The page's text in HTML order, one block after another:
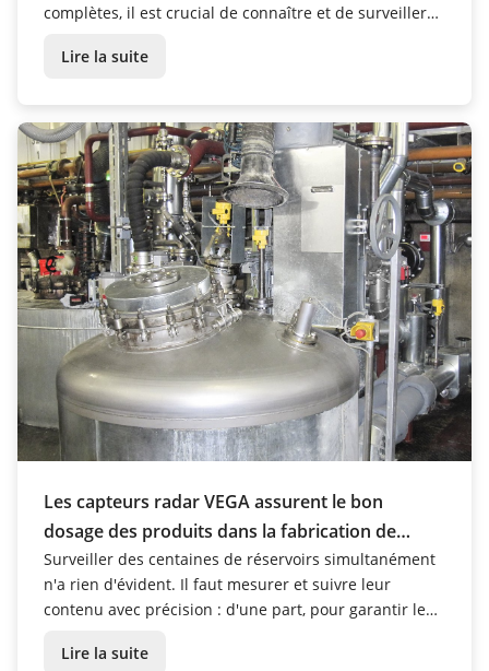
complètes, il est crucial de connaître et de surveiller
tout moment. Grâce à VEGA Inventory System, les
Lire la suite
Les capteurs radar VEGA assurent le bon
dosage des produits dans la fabrication de
lubrifiants
Surveiller des centaines de réservoirs simultanément
n'a rien d'évident. Il faut mesurer et suivre leur
contenu avec précision : d'une part, pour garantir le
surtout pour gérer les achats et les ventes. Chez
Lire la suite